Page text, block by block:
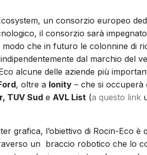
un consorzio europeo
il consorzio sarà impegnato
che in futuro le colonnine di
dal marchio del
alcune delle aziende più
, oltre a Ionity – che si occuperà
TUV Sud e AVL List (a questo link
grafica, l’obiettivo di Rocin-Eco è
un braccio robotico che lo